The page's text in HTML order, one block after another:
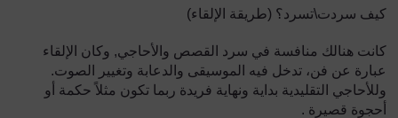
كيف سردت\تسرد؟ (طريقة الإلقاء)
كانت هنالك منافسة في سرد القصص والأحاجي, وكان الإلقاء
عبارة عن فن، تدخل فيه الموسيقى والدعابة وتغيير الصوت.
وللأحاجي التقليدية بداية ونهاية فريدة ربما تكون مثلاً حكمة أو
أحجوة قصيرة .